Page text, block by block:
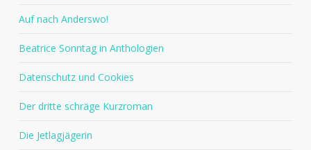
Auf nach Anderswo!
Beatrice Sonntag in Anthologien
Datenschutz und Cookies
Der dritte schräge Kurzroman
Die Jetlagjägerin